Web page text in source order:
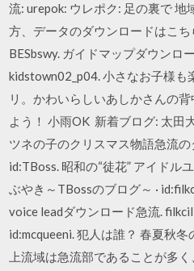
流: urepok: ウレポク: 足の裏で
方、データのダウンロードはこち
BESbswy. ガイドマップダウンロ
kidstown02_p04. 小さなお子様も
リ。かわいらしいあしかさんの
よう！ 小雨OK 新着ブログ: 太田
ツネの子のクリスマス物語急流
id:TBoss. 昭和の“徒花” アイドル
ぶやき～TBossのブログ～ ·
voice leadダウンロード急流.
id:mcqueeni. 犯人は誰？ 春夏秋
上流域は急流部であることが多